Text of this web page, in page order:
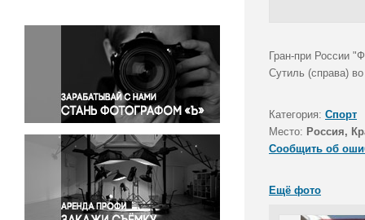
Окружающая среда
Политика
Правосудие
Происшествия и конфликты
Религия
Светская жизнь
Спорт
Экология
Экономика и бизнес
Гран-при России
Сутиль (справа)
Категория: Спорт
Место: Россия,
Сообщить об
Ещё фото